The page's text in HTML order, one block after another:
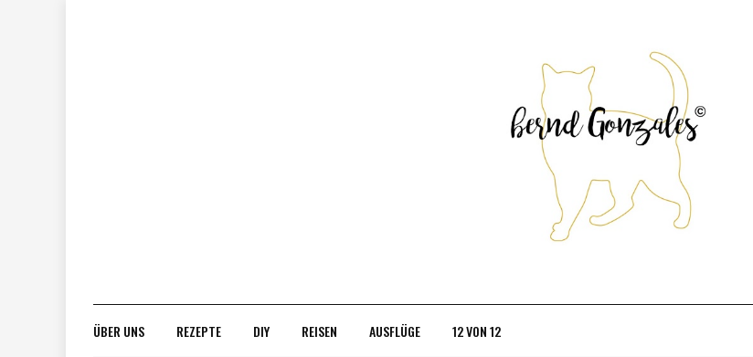
ÜBER UNS REZEPTE DIY REISEN AUSFLÜGE 12 VON 12